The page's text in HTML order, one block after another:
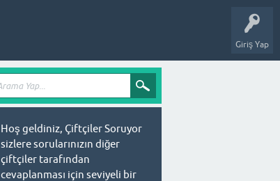
Giriş Yap
Hoş geldiniz, Çiftçiler Soruyor
sizlere sorularınızın diğer
çiftçiler tarafından
cevaplanması için seviyeli bir